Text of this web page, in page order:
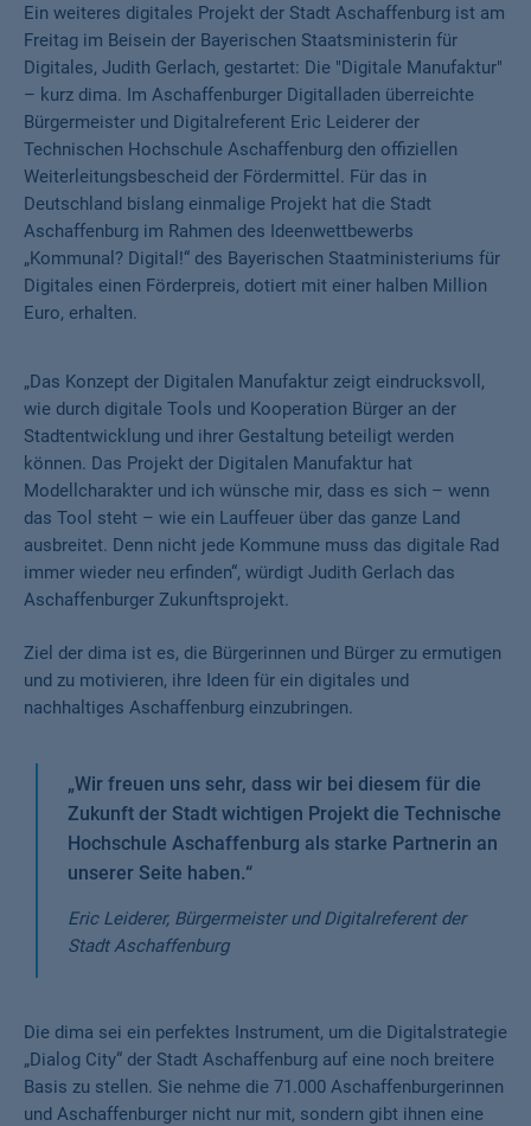
Ein weiteres digitales Projekt der Stadt Aschaffenburg ist am
Freitag im Beisein der Bayerischen Staatsministerin für
Digitales, Judith Gerlach, gestartet: Die "Digitale Manufaktur"
– kurz dima. Im Aschaffenburger Digitalladen überreichte
Bürgermeister und Digitalreferent Eric Leiderer der
Technischen Hochschule Aschaffenburg den offiziellen
Weiterleitungsbescheid der Fördermittel. Für das in
Deutschland bislang einmalige Projekt hat die Stadt
Aschaffenburg im Rahmen des Ideenwettbewerbs
„Kommunal? Digital!“ des Bayerischen Staatministeriums für
Digitales einen Förderpreis, dotiert mit einer halben Million
Euro, erhalten.
„Das Konzept der Digitalen Manufaktur zeigt eindrucksvoll,
wie durch digitale Tools und Kooperation Bürger an der
Stadtentwicklung und ihrer Gestaltung beteiligt werden
können. Das Projekt der Digitalen Manufaktur hat
Modellcharakter und ich wünsche mir, dass es sich – wenn
das Tool steht – wie ein Lauffeuer über das ganze Land
ausbreitet. Denn nicht jede Kommune muss das digitale Rad
immer wieder neu erfinden“, würdigt Judith Gerlach das
Aschaffenburger Zukunftsprojekt.
Ziel der dima ist es, die Bürgerinnen und Bürger zu ermutigen
und zu motivieren, ihre Ideen für ein digitales und
nachhaltiges Aschaffenburg einzubringen.
„Wir freuen uns sehr, dass wir bei diesem für die
Zukunft der Stadt wichtigen Projekt die Technische
Hochschule Aschaffenburg als starke Partnerin an
unserer Seite haben.“
Eric Leiderer, Bürgermeister und Digitalreferent der
Stadt Aschaffenburg
Die dima sei ein perfektes Instrument, um die Digitalstrategie
„Dialog City“ der Stadt Aschaffenburg auf eine noch breitere
Basis zu stellen. Sie nehme die 71.000 Aschaffenburgerinnen
und Aschaffenburger nicht nur mit, sondern gibt ihnen eine